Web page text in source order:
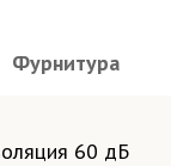
Фурнитура
60 дБ